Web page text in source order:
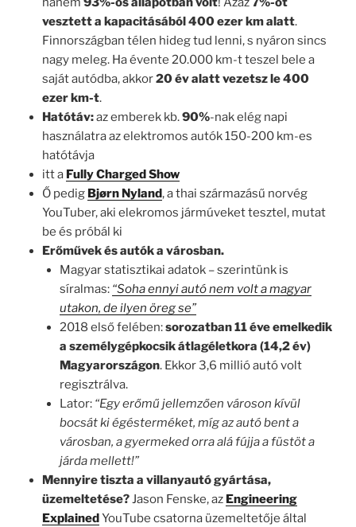
vesztett a kapacitásából 400 ezer km alatt.
Finnországban télen hideg tud lenni, s nyáron sincs
nagy meleg. Ha évente 20.000 km-t teszel bele a
saját autódba, akkor20 év alatt vezetsz le 400
ezer km-t.
Hatótáv:az emberek kb.90%-nak elég napi
használatra az elektromos autók 150-200 km-es
hatótávja
itt a Fully Charged Show
Ő pedig Bjørn Nyland, a thai származásű norvég
YouTuber, aki elekromos jármúveket tesztel, mutat
be és próbál ki
Erőművek és autók a városban.
Magyar statisztikai adatok – szerintünk is
síralmas: “Soha ennyi autó nem volt a magyar
utakon, de ilyen öreg se”
2018 első felében:sorozatban 11 éve emelkedik
a személygépkocsik átlagéletkora (14,2 év)
Magyarországon. Ekkor 3,6 millió autó volt
regisztrálva.
Lator: “Egy erőmű jellemzően városon kívül
bocsát ki égésterméket, míg az autó bent a
városban, a gyermeked orra alá fújja a füstöt a
járda mellett!”
Mennyire tiszta a villanyautó gyártása,
üzemeltetése?Jason Fenske, az Engineering
Explained YouTube csatorna üzemeltetője által